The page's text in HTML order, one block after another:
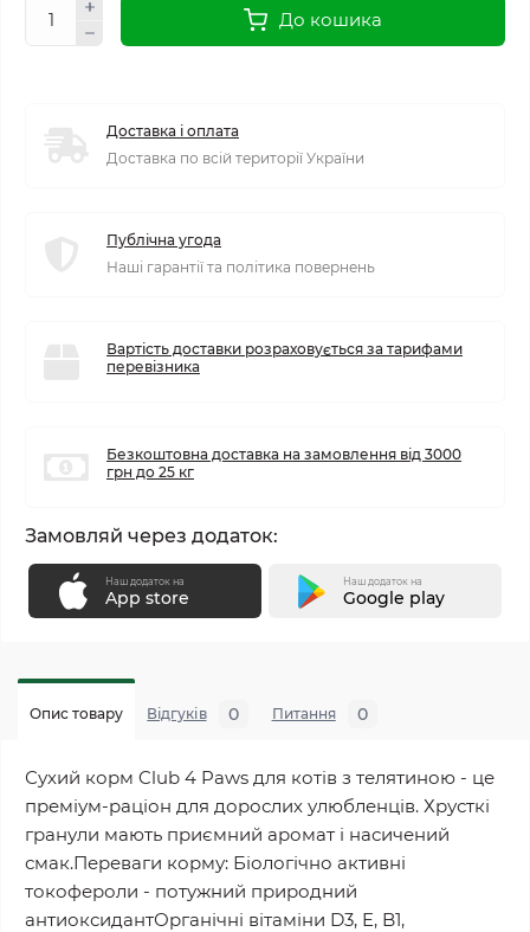
До кошика
Доставка і оплата
Доставка по всій території України
Публічна угода
Наші гарантії та політика повернень
Вартість доставки розраховується за тарифами
перевізника
Безкоштовна доставка на замовлення від 3000
грн до 25 кг
Замовляй через додаток:
Наш додаток на
App store
Наш додаток на
Google play
Опис товару Відгуків 0 Питання 0
Сухий корм Club 4 Paws для котів з телятиною - це
преміум-раціон для дорослих улюбленців. Хрусткі
гранули мають приємний аромат і насичений
смак.Переваги корму: Біологічно активні
токофероли - потужний природний
антиоксидантОрганічні вітаміни D3, E, B1,